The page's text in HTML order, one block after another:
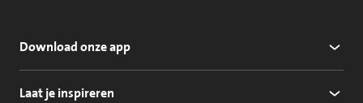
Download onze app
Laat je inspireren